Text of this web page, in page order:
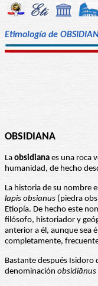
Etimología de
OBSIDIANA
La obsidiana es una roca
humanidad, de hecho
La historia de su nombre
lapis obsianus (piedra
Etiopía. De hecho este
filósofo, historiador y
anterior a él, aunque sea
completamente,
Bastante después Isidoro
denominación obsidiānus